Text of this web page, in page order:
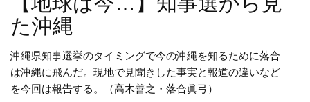
た沖縄
沖縄県知事選挙のタイミングで今の沖縄を知るために落合
は沖縄に飛んだ。現地で見聞きした事実と報道の違いなど
を今回は報告する。（高木善之・落合眞弓）